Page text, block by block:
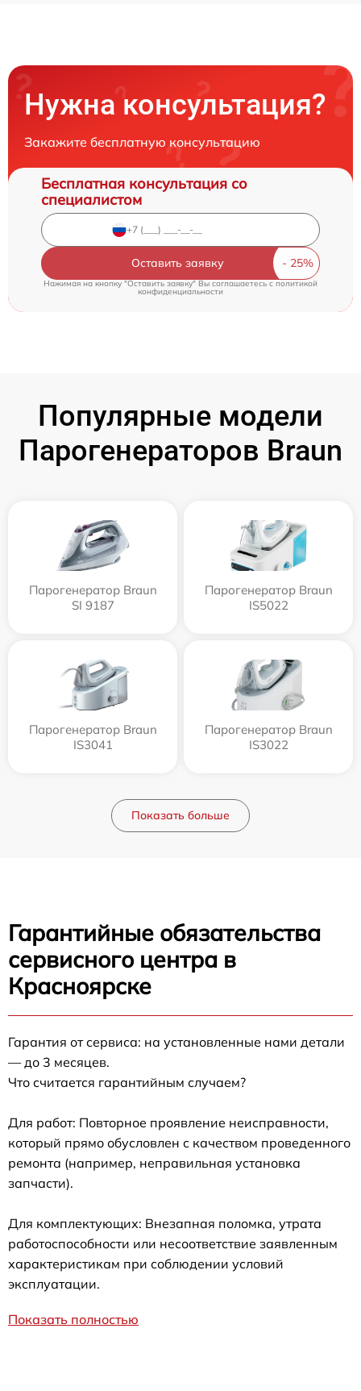
Нужна консультация?
Закажите бесплатную консультацию
Бесплатная консультация со
специалистом
Оставить заявку
Нажимая на кнопку "Оставить заявку" Вы соглашаетесь cполитикой
конфиденциальности
Популярные модели
Парогенераторов Braun
Парогенератор Braun
SI 9187
Парогенератор Braun
IS5022
Парогенератор Braun
IS3041
Парогенератор Braun
IS3022
Показать больше
Гарантийные обязательства
сервисного центра в
Красноярске
Гарантия от сервиса: на установленные нами детали
— до 3 месяцев.
Что считается гарантийным случаем?
Для работ: Повторное проявление неисправности,
который прямо обусловлен с качеством проведенного
ремонта (например, неправильная установка
запчасти).
Для комплектующих: Внезапная поломка, утрата
работоспособности или несоответствие заявленным
характеристикам при соблюдении условий
эксплуатации.
Показать полностью